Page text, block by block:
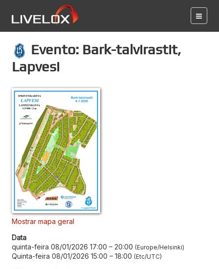
Evento: Bark-talvirastit,
Lapvesi
Mostrar mapa geral
Data
quinta-feira 08/01/2026 17:00 – 20:00 Europe/Helsinki
Quinta-feira 08/01/2026 15:00 – 18:00 Etc/UTC